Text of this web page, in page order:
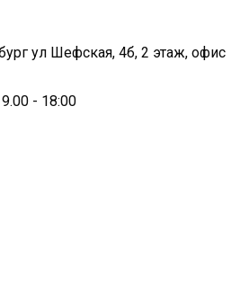
ул Шефская, 4б, 2 этаж, офис
- 18:00